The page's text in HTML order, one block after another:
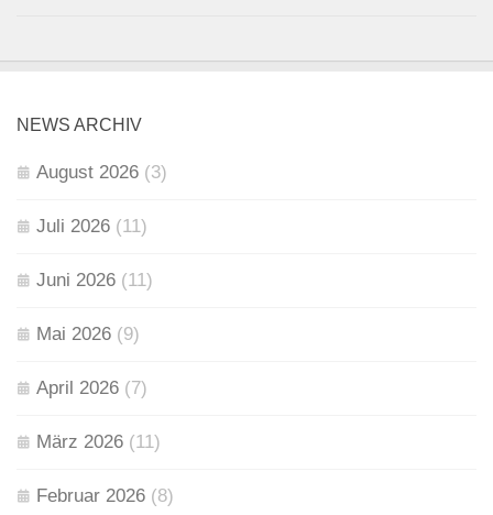
NEWS ARCHIV
August 2026 (3)
Juli 2026 (11)
Juni 2026 (11)
Mai 2026 (9)
April 2026 (7)
März 2026 (11)
Februar 2026 (8)